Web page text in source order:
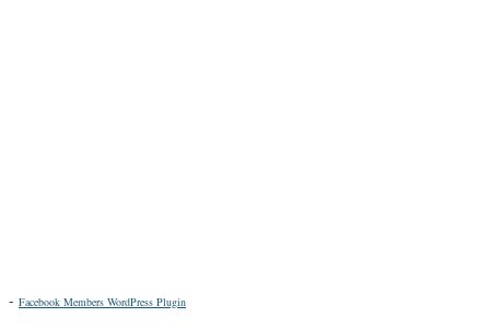
- Facebook Members WordPress Plugin